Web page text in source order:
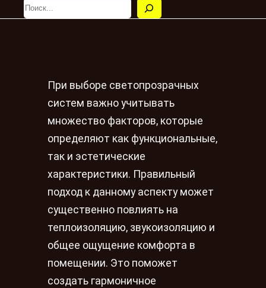
При выборе светопрозрачных
систем важно учитывать
множество факторов, которые
определяют как функциональные,
так и эстетические
характеристики. Правильный
подход к данному аспекту может
существенно повлиять на
теплоизоляцию, звукоизоляцию и
общее ощущение комфорта в
помещении. Это поможет
создать гармоничное